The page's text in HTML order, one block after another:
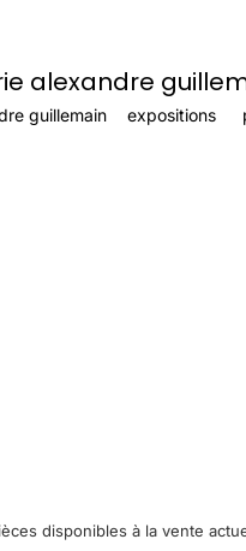
alexandre
guillemain expositions
disponibles à la vente